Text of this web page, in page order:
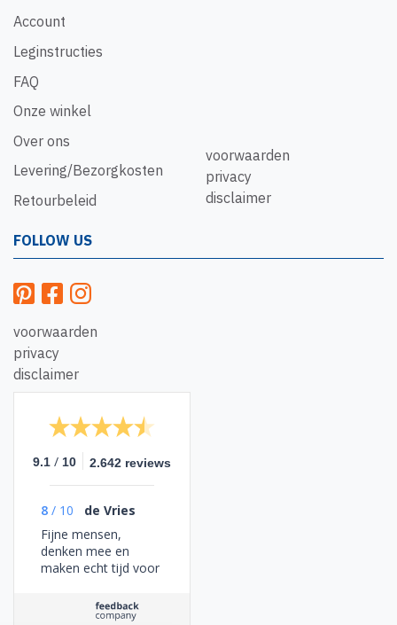
Account
Leginstructies
FAQ
Onze winkel
Over ons
Levering/Bezorgkosten
Retourbeleid
voorwaarden
privacy
disclaimer
FOLLOW US
voorwaarden
privacy
disclaimer
9.1 / 10 2.642 reviews
8 / 10
de Vries
Fijne mensen,
denken mee en
maken echt tijd voor